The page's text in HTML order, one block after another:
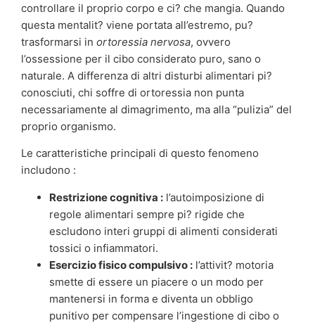
controllare il proprio corpo e ci? che mangia. Quando
questa mentalit? viene portata all’estremo, pu?
trasformarsi in ortoressia nervosa, ovvero
l’ossessione per il cibo considerato puro, sano o
naturale. A differenza di altri disturbi alimentari pi?
conosciuti, chi soffre di ortoressia non punta
necessariamente al dimagrimento, ma alla “pulizia” del
proprio organismo.
Le caratteristiche principali di questo fenomeno
includono :
Restrizione cognitiva : l’autoimposizione di
regole alimentari sempre pi? rigide che
escludono interi gruppi di alimenti considerati
tossici o infiammatori.
Esercizio fisico compulsivo : l’attivit? motoria
smette di essere un piacere o un modo per
mantenersi in forma e diventa un obbligo
punitivo per compensare l’ingestione di cibo o